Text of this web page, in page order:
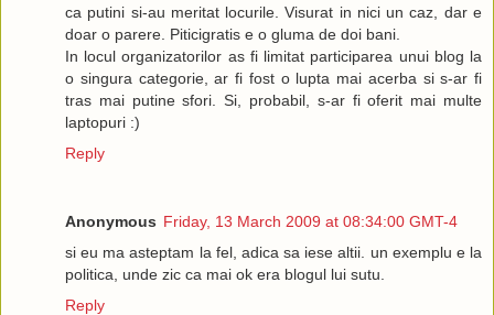
ca putini si-au meritat locurile. Visurat in nici un caz, dar e
doar o parere. Piticigratis e o gluma de doi bani.
In locul organizatorilor as fi limitat participarea unui blog la
o singura categorie, ar fi fost o lupta mai acerba si s-ar fi
tras mai putine sfori. Si, probabil, s-ar fi oferit mai multe
laptopuri :)
Reply
Anonymous Friday, 13 March 2009 at 08:34:00 GMT-4
si eu ma asteptam la fel, adica sa iese altii. un exemplu e la
politica, unde zic ca mai ok era blogul lui sutu.
Reply